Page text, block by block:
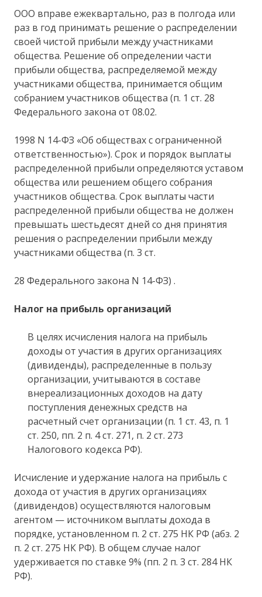
ООО вправе ежеквартально, раз в полгода или
раз в год принимать решение о распределении
своей чистой прибыли между участниками
общества. Решение об определении части
прибыли общества, распределяемой между
участниками общества, принимается общим
собранием участников общества (п. 1 ст. 28
Федерального закона от 08.02.
1998 N 14-ФЗ «Об обществах с ограниченной
ответственностью»). Срок и порядок выплаты
распределенной прибыли определяются уставом
общества или решением общего собрания
участников общества. Срок выплаты части
распределенной прибыли общества не должен
превышать шестьдесят дней со дня принятия
решения о распределении прибыли между
участниками общества (п. 3 ст.
28 Федерального закона N 14-ФЗ) .
Налог на прибыль организаций
В целях исчисления налога на прибыль
доходы от участия в других организациях
(дивиденды), распределенные в пользу
организации, учитываются в составе
внереализационных доходов на дату
поступления денежных средств на
расчетный счет организации (п. 1 ст. 43, п. 1
ст. 250, пп. 2 п. 4 ст. 271, п. 2 ст. 273
Налогового кодекса РФ).
Исчисление и удержание налога на прибыль с
дохода от участия в других организациях
(дивидендов) осуществляются налоговым
агентом — источником выплаты дохода в
порядке, установленном п. 2 ст. 275 НК РФ (абз. 2
п. 2 ст. 275 НК РФ). В общем случае налог
удерживается по ставке 9% (пп. 2 п. 3 ст. 284 НК
РФ).